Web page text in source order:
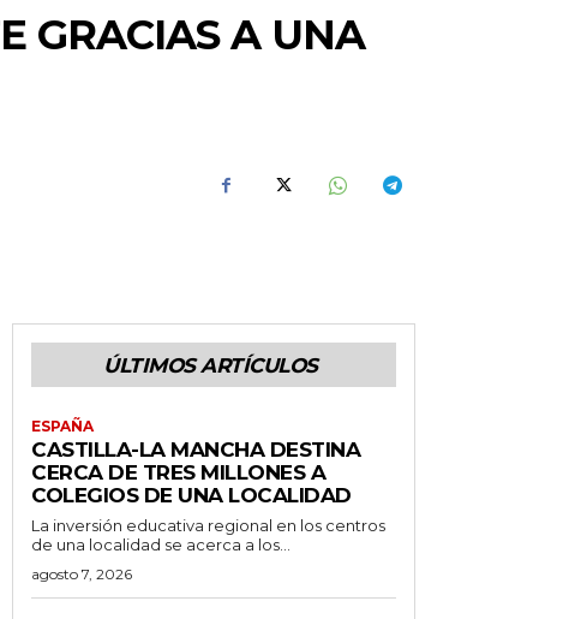
GRACIAS A UNA
ÚLTIMOS ARTÍCULOS
ESPAÑA
CASTILLA-LA MANCHA DESTINA
CERCA DE TRES MILLONES A
COLEGIOS DE UNA LOCALIDAD
La inversión educativa regional en los centros
de una localidad se acerca a los...
agosto 7, 2026